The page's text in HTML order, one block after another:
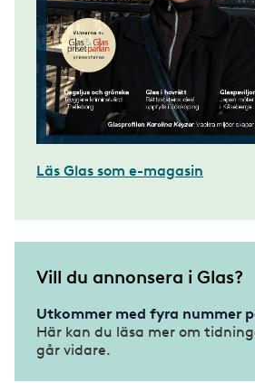
Läs Glas som e-magasin
Vill du annonsera i Glas?
Utkommer med fyra nummer
Här kan du läsa mer om
går vidare.